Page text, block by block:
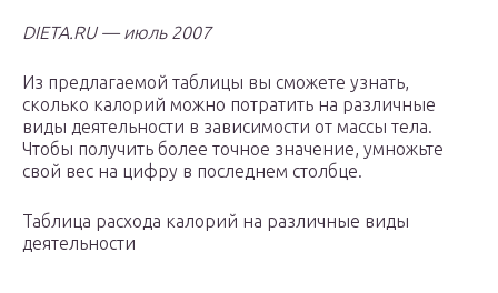
DIETA.RU — июль 2007
Из предлагаемой таблицы вы сможете узнать,
сколько калорий можно потратить на различные
виды деятельности в зависимости от массы тела.
Чтобы получить более точное значение, умножьте
свой вес на цифру в последнем столбце.
Таблица расхода калорий на различные виды
деятельности